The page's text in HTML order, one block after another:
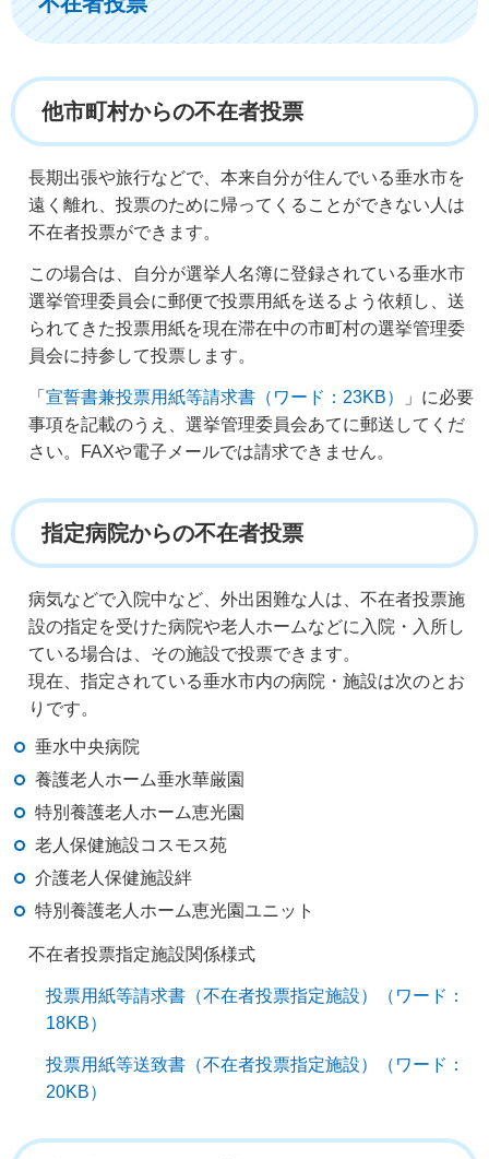
他市町村からの不在者投票
長期出張や旅行などで、本来自分が住んでいる垂水市を
遠く離れ、投票のために帰ってくることができない人は
不在者投票ができます。
この場合は、自分が選挙人名簿に登録されている垂水市
選挙管理委員会に郵便で投票用紙を送るよう依頼し、送
られてきた投票用紙を現在滞在中の市町村の選挙管理委
員会に持参して投票します。
「 宣誓書兼投票用紙等請求書 （ワード：23KB）
」に必要
事項を記載のうえ、選挙管理委員会あてに郵送してくだ
さい。FAXや電子メールでは請求できません。
指定病院からの不在者投票
病気などで入院中など、外出困難な人は、不在者投票施
設の指定を受けた病院や老人ホームなどに入院・入所し
ている場合は、その施設で投票できます。
現在、指定されている垂水市内の病院・施設は次のとお
りです。
垂水中央病院
養護老人ホーム垂水華厳園
特別養護老人ホーム恵光園
老人保健施設コスモス苑
介護老人保健施設絆
特別養護老人ホーム恵光園ユニット
不在者投票指定施設関係様式
投票用紙等請求書（不在者投票指定施設）（ワード：
18KB）
投票用紙等送致書（不在者投票指定施設）（ワード：
20KB）